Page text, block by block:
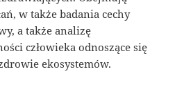
w także badania cechy
a także analizę
człowieka odnoszące się
ekosystemów.